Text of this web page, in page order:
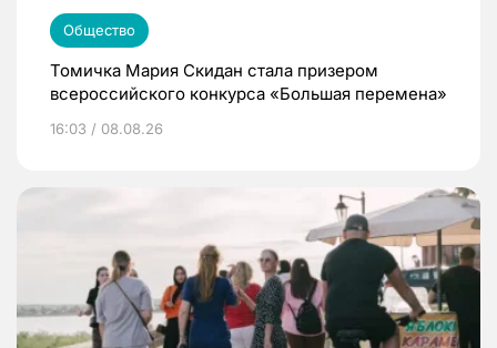
Общество
Томичка Мария Скидан стала призером
всероссийского конкурса «Большая перемена»
16:03 / 08.08.26